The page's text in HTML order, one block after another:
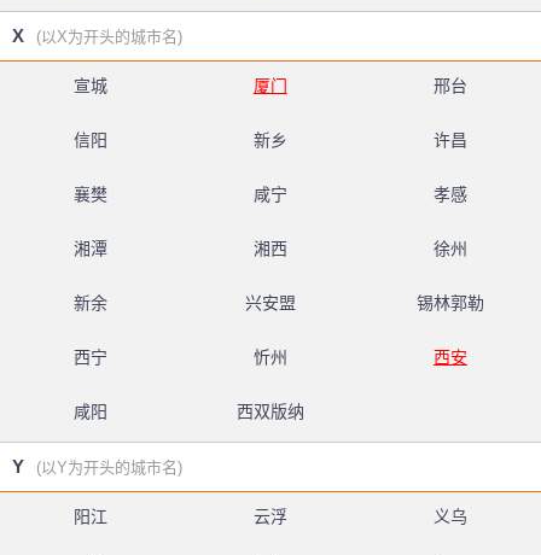
X (以X为开头的城市名)
宣城 厦门 邢台
信阳 新乡 许昌
襄樊 咸宁 孝感
湘潭 湘西 徐州
新余 兴安盟 锡林郭勒
西宁 忻州 西安
咸阳 西双版纳
Y (以Y为开头的城市名)
阳江 云浮 义乌